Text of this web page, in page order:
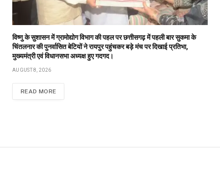
विष्णु के सुशासन में ग्रामोद्योग विभाग की पहल पर छत्तीसगढ़ में पहली बार सुकमा के
चिंतलनार की पुनर्वासित बेटियों ने रायपुर पहुंचकर बड़े मंच पर दिखाई प्रतिभा,
मुख्यमंत्री एवं विधानसभा अध्यक्ष हुए गदगद।
AUGUST 8, 2026
READ MORE